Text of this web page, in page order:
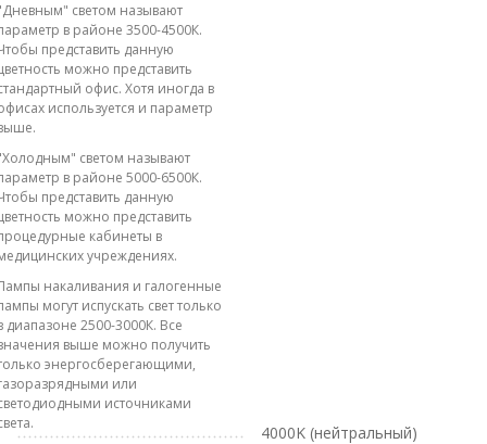
светом называют
в районе 3500-4500К.
представить данную
можно представить
офис. Хотя иногда в
используется и параметр
светом называют
в районе 5000-6500К.
представить данную
можно представить
кабинеты в
учреждениях.
накаливания и галогенные
могут испускать свет только
диапазоне 2500-3000К. Все
выше можно получить
энергосберегающими,
или
источниками
4000K (нейтральный)